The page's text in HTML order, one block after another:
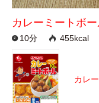
カレーミートボ
10分 455kcal
カレ